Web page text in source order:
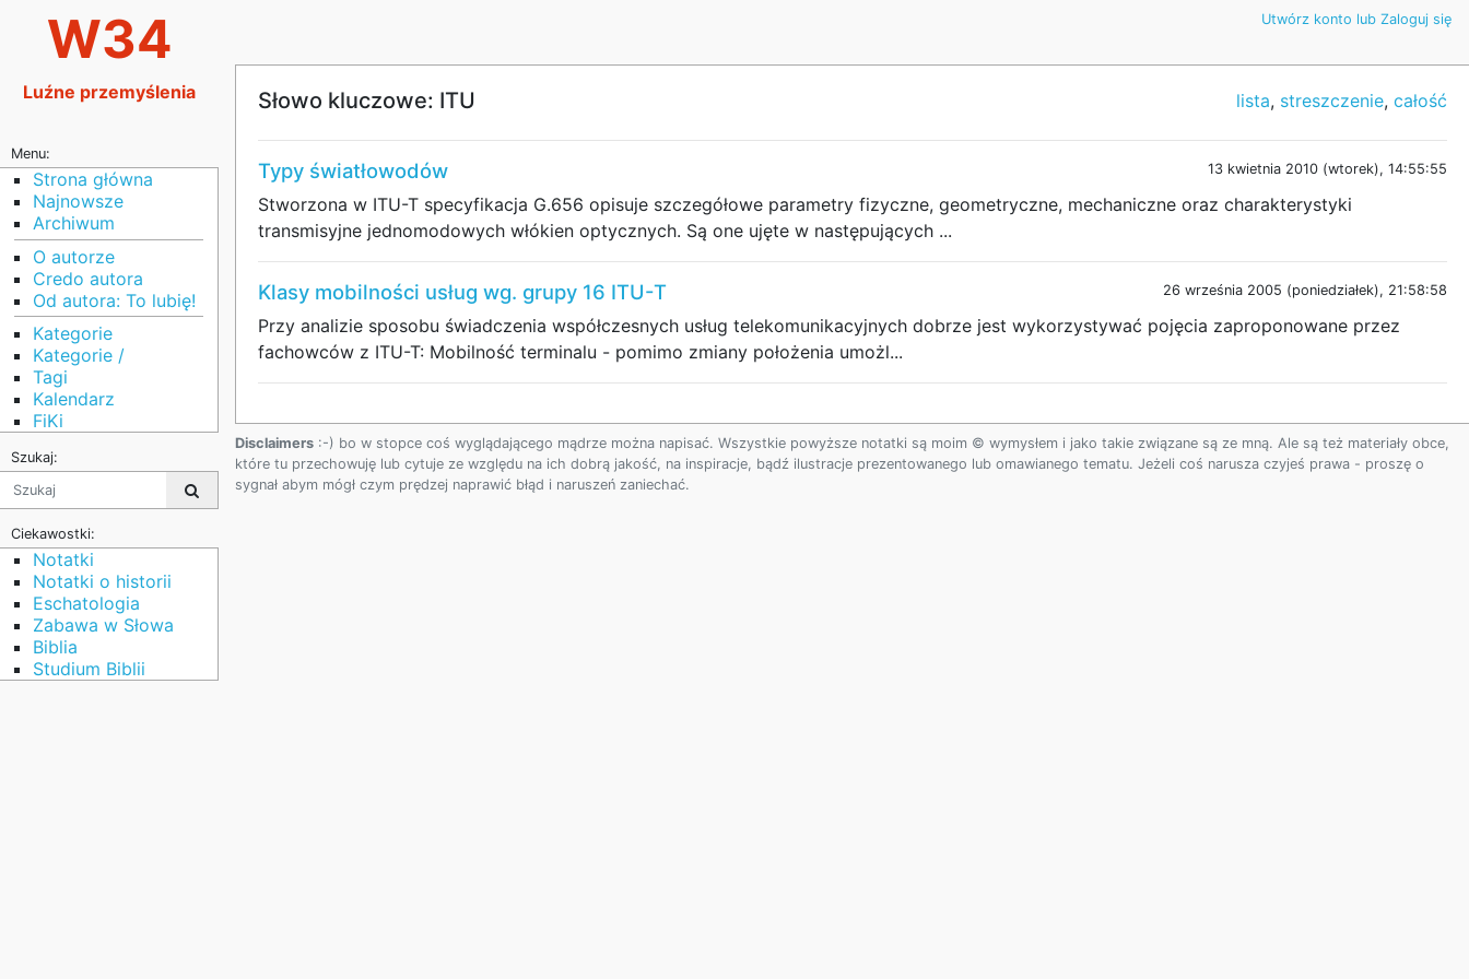
W34
Luźne przemyślenia
Menu:
Strona główna
Najnowsze
Archiwum
O autorze
Credo autora
Od autora: To lubię!
Kategorie
Kategorie /
Tagi
Kalendarz
FiKi
Szukaj:
Ciekawostki:
Notatki
Notatki o historii
Eschatologia
Zabawa w Słowa
Biblia
Studium Biblii
Utwórz konto lub Zaloguj się
Słowo kluczowe: ITU lista, streszczenie, całość
13 kwietnia 2010 (wtorek), 14:55:55
Typy światłowodów
Stworzona w ITU-T specyfikacja G.656 opisuje szczegółowe parametry fizyczne, geometryczne, mechaniczne oraz charakterystyki
transmisyjne jednomodowych włókien optycznych. Są one ujęte w następujących ...
26 września 2005 (poniedziałek), 21:58:58
Klasy mobilności usług wg. grupy 16 ITU-T
Przy analizie sposobu świadczenia współczesnych usług telekomunikacyjnych dobrze jest wykorzystywać pojęcia zaproponowane przez
fachowców z ITU-T: Mobilność terminalu - pomimo zmiany położenia umożl...
Disclaimers :-) bo w stopce coś wyglądającego mądrze można napisać. Wszystkie powyższe notatki są moim © wymysłem i jako takie związane są ze mną. Ale są też materiały obce,
które tu przechowuję lub cytuje ze względu na ich dobrą jakość, na inspiracje, bądź ilustracje prezentowanego lub omawianego tematu. Jeżeli coś narusza czyjeś prawa - proszę o
sygnał abym mógł czym prędzej naprawić błąd i naruszeń zaniechać.